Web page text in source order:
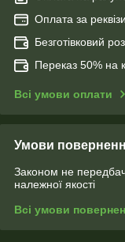
Оплата за
Безготівковий
Переказ 50% на
Всі умови оплати
Умови
Законом не
належної якості
Всі умови